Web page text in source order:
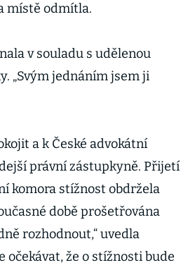
místě odmítla.
v souladu s udělenou
„Svým jednáním jsem ji
a k České advokátní
právní zástupkyně. Přijetí
komora stížnost obdržela
době prošetřována
rozhodnout,“ uvedla
očekávat, že o stížnosti bude